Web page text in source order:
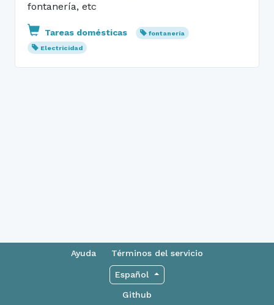
fontanería, etc
Tareas domésticas
fontanería
Electricidad
Ayuda Términos del servicio
Español
Github